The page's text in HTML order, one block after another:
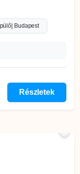
| Budapest
Részletek